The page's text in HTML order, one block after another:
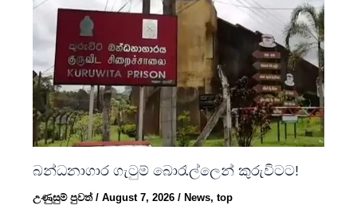
බන්ධනාගාර ගැටුම් බොරැල්ලෙන් කුරුවිටට!
උණුසුම් පුවත්/August 7, 2026/ News,top